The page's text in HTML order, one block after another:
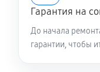
Гарантия на
До начала
гарантии, чтобы